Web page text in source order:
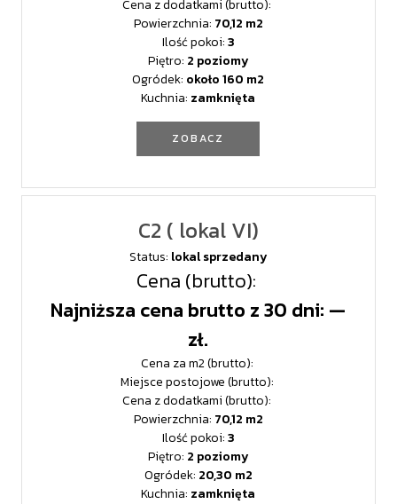
Cena z dodatkami (brutto):
Powierzchnia: 70,12
Ilość pokoi:3
Piętro: 2 poziomy
Ogródek: około 160
Kuchnia: zamknięta
ZOBACZ
C2 ( lokal VI)
Status: lokal sprzedany
Cena (brutto):
Najniższa cena brutto z 30 dni: —
zł.
Cena za m2 (brutto):
Miejsce postojowe (brutto):
Cena z dodatkami (brutto):
Powierzchnia: 70,12
Ilość pokoi:3
Piętro: 2 poziomy
Ogródek: 20,30
Kuchnia: zamknięta